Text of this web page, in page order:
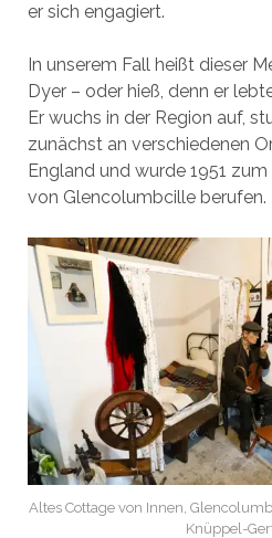
er sich engagiert.
In unserem Fall heißt dieser
Dyer – oder hieß, denn er
Er wuchs in der Region auf,
zunächst an verschiedenen
England und wurde 1951
von Glencolumbcille berufen.
Altes Cottage von Innen,
Knüppel-